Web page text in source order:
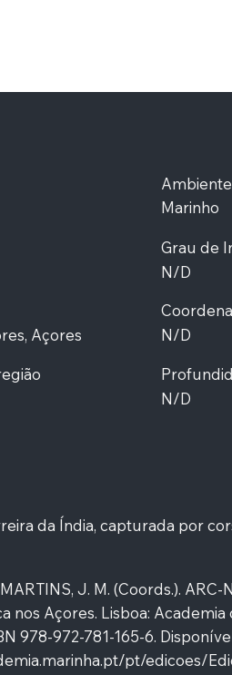
Açores
da Índia, capturada por
MARTINS, J. M. (Coords.).
nos Açores. Lisboa: Academia
978-972-781-165-6.
pt/edicoes/
Marinho
Grau de
N/D
N/D
N/D